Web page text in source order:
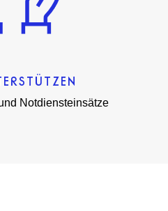
Notdiensteinsätze